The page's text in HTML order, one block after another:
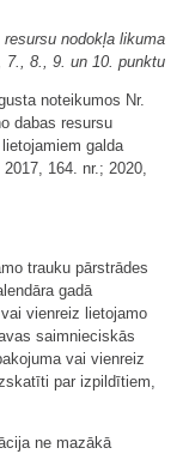
nodokļa likuma
7., 8., 9. un 10. punktu
noteikumos Nr.
dabas resursu
galda
164. nr.; 2020,
trauku pārstrādes
gadā
vienreiz lietojamo
saimnieciskās
vai vienreiz
par izpildītiem,
ne mazākā